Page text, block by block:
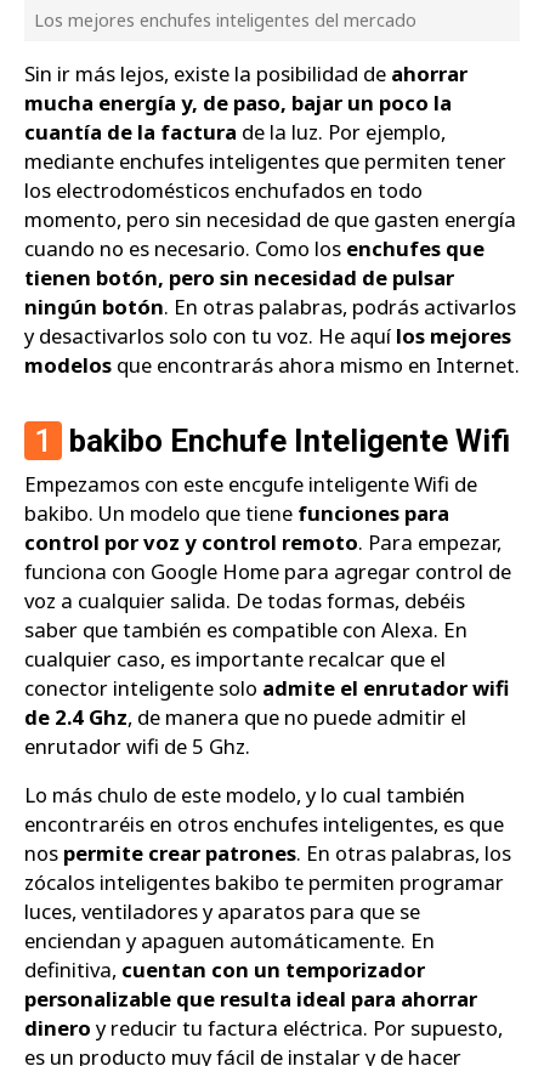
Los mejores enchufes inteligentes del mercado
Sin ir más lejos, existe la posibilidad de ahorrar
mucha energía y, de paso, bajar un poco la
cuantía de la factura de la luz. Por ejemplo,
mediante enchufes inteligentes que permiten tener
los electrodomésticos enchufados en todo
momento, pero sin necesidad de que gasten energía
cuando no es necesario. Como los enchufes que
tienen botón, pero sin necesidad de pulsar
ningún botón. En otras palabras, podrás activarlos
y desactivarlos solo con tu voz. He aquí los mejores
modelos que encontrarás ahora mismo en Internet.
1 bakibo Enchufe Inteligente Wifi
Empezamos con este encgufe inteligente Wifi de
bakibo. Un modelo que tiene funciones para
control por voz y control remoto. Para empezar,
funciona con Google Home para agregar control de
voz a cualquier salida. De todas formas, debéis
saber que también es compatible con Alexa. En
cualquier caso, es importante recalcar que el
conector inteligente solo admite el enrutador wifi
de 2.4 Ghz, de manera que no puede admitir el
enrutador wifi de 5 Ghz.
Lo más chulo de este modelo, y lo cual también
encontraréis en otros enchufes inteligentes, es que
nos permite crear patrones. En otras palabras, los
zócalos inteligentes bakibo te permiten programar
luces, ventiladores y aparatos para que se
enciendan y apaguen automáticamente. En
definitiva, cuentan con un temporizador
personalizable que resulta ideal para ahorrar
dinero y reducir tu factura eléctrica. Por supuesto,
es un producto muy fácil de instalar y de hacer